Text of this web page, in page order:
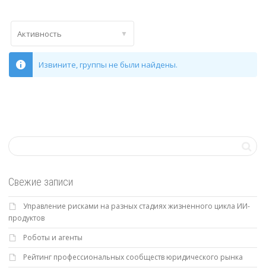
Фильтр:
Извините, группы не были найдены.
Свежие записи
Управление рисками на разных стадиях жизненного цикла ИИ-
продуктов
Роботы и агенты
Рейтинг профессиональных сообществ юридического рынка